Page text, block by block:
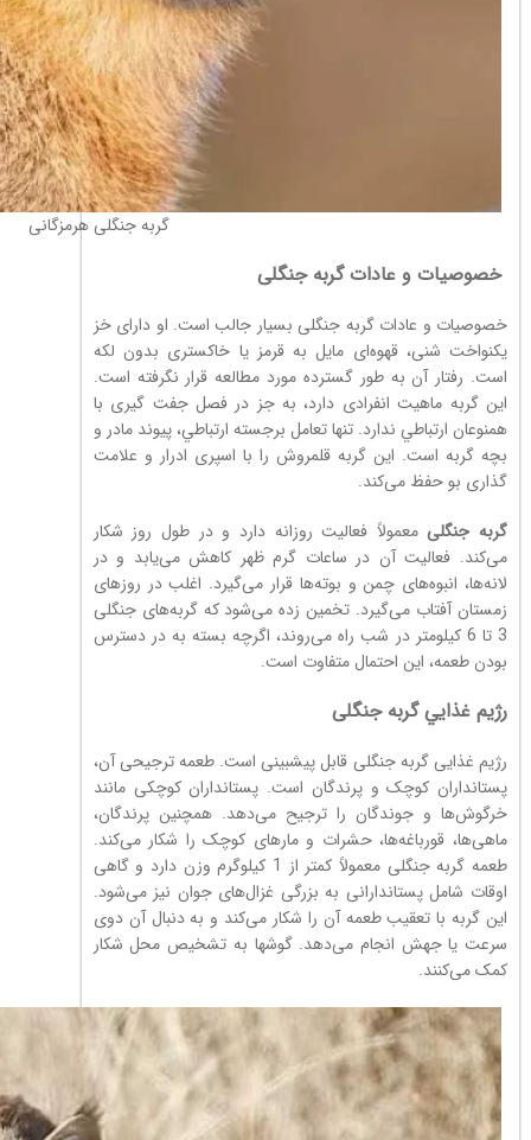
گربه جنگلی هرمزگانی
خصوصيات و عادات گربه جنگلی
خصوصیات و عادات گربه جنگلی بسیار جالب است. او دارای خز
یکنواخت شنی، قهوه‌ای مایل به قرمز یا خاکستری بدون لکه
است. رفتار آن به طور گسترده مورد مطالعه قرار نگرفته است.
اين گربه ماهیت انفرادی دارد، به جز در فصل جفت گیری با
همنوعان ارتباطي ندارد. تنها تعامل برجسته ارتباطي، پیوند مادر و
بچه گربه است. اين گربه قلمروش را با اسپری ادرار و علامت
گذاری بو حفظ می‌كند.
گربه جنگلی معمولاً فعاليت روزانه دارد و در طول روز شکار
می‌کند. فعالیت آن در ساعات گرم ظهر کاهش می‌یابد و در
لانه‌ها، انبوه‌های چمن و بوته‌ها قرار می‌گیرد. اغلب در روزهای
زمستان آفتاب می‌گیرد. تخمین زده می‌شود که گربه‌های جنگلی
3 تا 6 کیلومتر در شب راه می‌روند، اگرچه بسته به در دسترس
بودن طعمه، این احتمال متفاوت است.
رژيم غذاييگربه جنگلی
رژیم غذایی گربه جنگلی قابل پیشبینی است. طعمه ترجیحی آن،
پستانداران کوچک و پرندگان است. پستانداران کوچکی مانند
خرگوش‌ها و جوندگان را ترجیح می‌دهد. همچنین پرندگان،
ماهی‌ها، قورباغه‌ها، حشرات و مارهای کوچک را شکار می‌کند.
طعمه گربه جنگلی معمولاً کمتر از 1 کیلوگرم وزن دارد و گاهی
اوقات شامل پستاندارانی به بزرگی غزال‌های جوان نيز می‌شود.
اين گربه با تعقیب طعمه آن را شکار می‌کند و به دنبال آن دوی
سرعت یا جهش انجام می‌دهد. گوشها به تشخیص محل شکار
کمک می‌کنند.